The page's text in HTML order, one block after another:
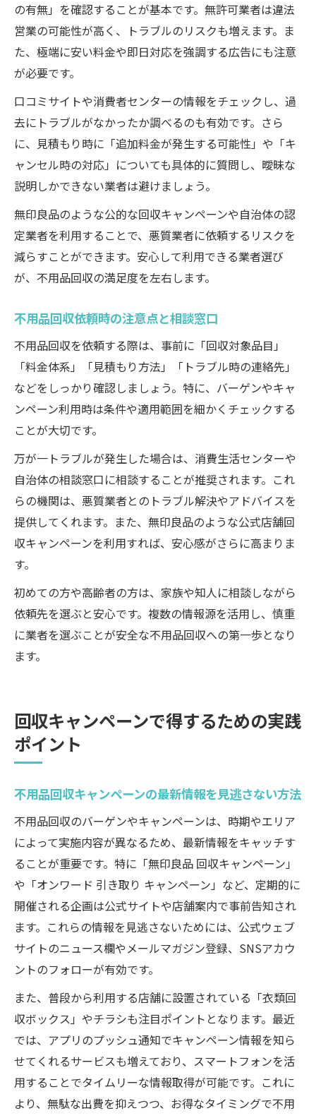
の有無」を確認することが基本です。無許可業者は違法
営業の可能性が高く、トラブルのリスクも増えます。ま
た、極端に安い料金や即日対応を強調する広告にも注意
が必要です。
口コミサイトや消費者センターの情報をチェックし、過
去にトラブルがなかったか調べるのも有効です。さら
に、見積もり時に「追加料金が発生する可能性」や「キ
ャンセル時の対応」についても具体的に質問し、曖昧な
説明しかできない業者は避けましょう。
無印良品のような公的な回収キャンペーンや自治体の認
定業者を利用することで、悪質業者に依頼するリスクを
減らすことができます。安心して利用できる業者選び
が、不用品回収の満足度を左右します。
不用品回収依頼時の注意点と相談窓口
不用品回収を依頼する際は、事前に「回収対象品目」
「料金体系」「見積もり方法」「トラブル時の連絡先」
などをしっかり確認しましょう。特に、バーゲンやキャ
ンペーン利用時は条件や適用範囲を細かくチェックする
ことが大切です。
万が一トラブルが発生した場合は、消費生活センターや
自治体の相談窓口に相談することが推奨されます。これ
らの機関は、悪質業者とのトラブル解決やアドバイスを
提供してくれます。また、無印良品のような公式店舗回
収キャンペーンを利用すれば、安心感がさらに高まりま
す。
初めての方や高齢者の方は、家族や知人に相談しながら
依頼先を選ぶと安心です。複数の情報源を活用し、慎重
に業者を選ぶことが安全な不用品回収への第一歩となり
ます。
回収キャンペーンで得するための実践
ポイント
不用品回収キャンペーンの最新情報を見逃さない方法
不用品回収のバーゲンやキャンペーンは、時期やエリア
によって実施内容が異なるため、最新情報をキャッチす
ることが重要です。特に「無印良品 回収キャンペーン」
や「オンワード 引き取り キャンペーン」など、定期的に
開催される企画は公式サイトや店舗案内で事前告知され
ます。これらの情報を見逃さないためには、公式ウェブ
サイトのニュース欄やメールマガジン登録、SNSアカウ
ントのフォローが有効です。
また、普段から利用する店舗に設置されている「衣類回
収ボックス」やチラシも注目ポイントとなります。最近
では、アプリのプッシュ通知でキャンペーン情報を知ら
せてくれるサービスも増えており、スマートフォンを活
用することでタイムリーな情報取得が可能です。これに
より、無駄な出費を抑えつつ、お得なタイミングで不用